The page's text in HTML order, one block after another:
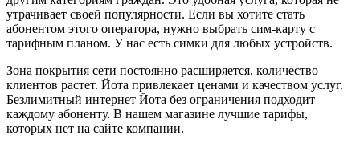
утрачивает своей популярности. Если вы хотите стать
абонентом этого оператора, нужно выбрать сим-карту с
тарифным планом. У нас есть симки для любых устройств.
Зона покрытия сети постоянно расширяется, количество
клиентов растет. Йота привлекает ценами и качеством услуг.
Безлимитный интернет Йота без ограничения подходит
каждому абоненту. В нашем магазине лучшие тарифы,
которых нет на сайте компании.